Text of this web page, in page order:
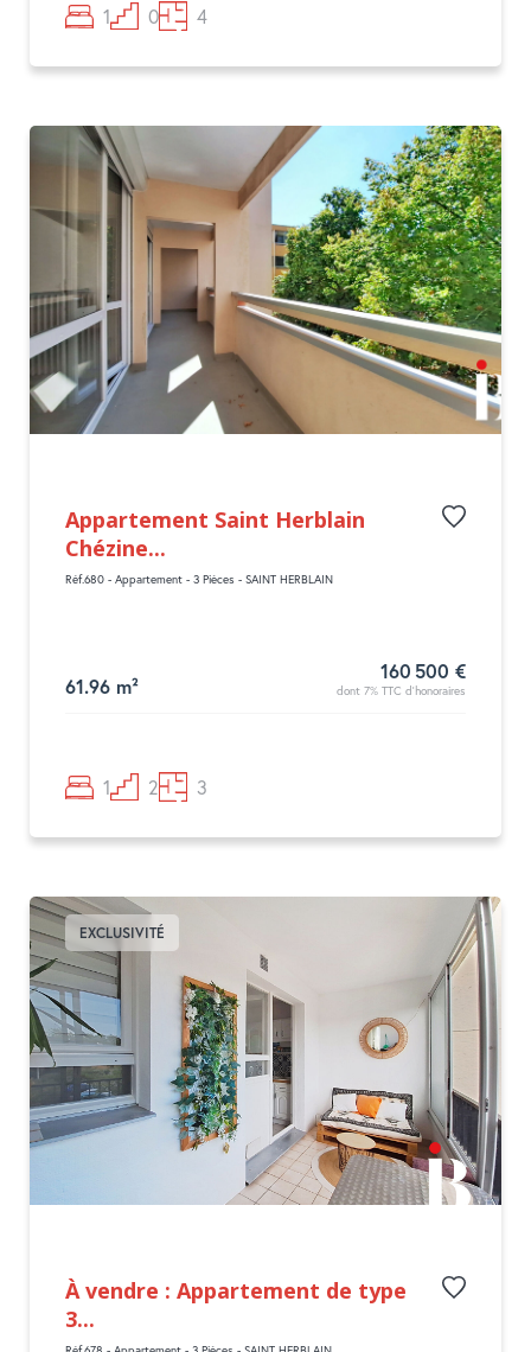
1 0 4
Appartement Saint Herblain
Chézine...
Réf.680 - Appartement - 3 Pièces - SAINT HERBLAIN
61.96 m²
160 500 €
dont 7% TTC d'honoraires
1 2 3
EXCLUSIVITÉ
À vendre : Appartement de type
3...